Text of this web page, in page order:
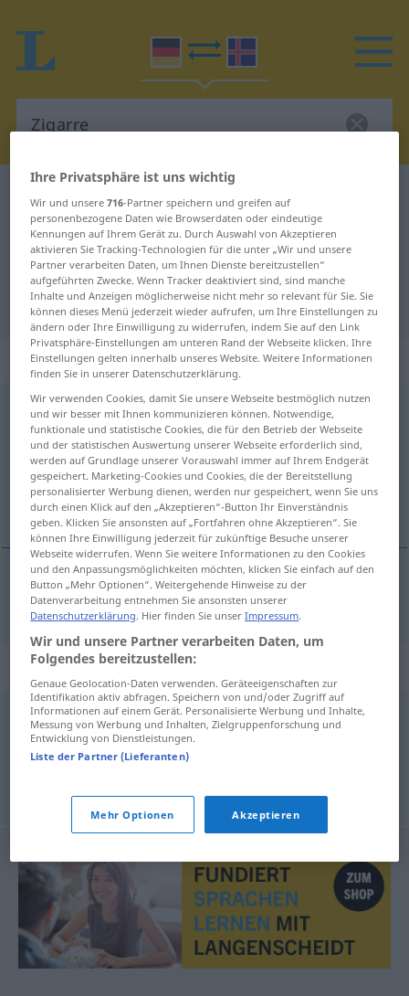
Deutsch-Isländisch Übersetzung
für "Zigarre"
"Zigarre" Isländisch Übersetzung
„Zigarre“: Femininum
Zigarref
Übersicht aller Übersetzungen
(Für mehr Details die Übersetzung anklicken/antippen)
vindill
vindillm Zigarre
Synonyme für "Zigarre"
Lehre,Tadel,Donnerwetter (ugs.),Zurechtweisung
Verweis,Abreibung (ugs.),
© OpenThesaurus.de
Ihre Privatsphäre ist uns wichtig
Wir und unsere716-Partner speichern und greifen auf
personenbezogene Daten wie Browserdaten oder eindeutige
Kennungen auf Ihrem Gerät zu. Durch Auswahl von Akzeptieren
aktivieren Sie Tracking-Technologien für die unter „Wir und unsere
Partner verarbeiten Daten, um Ihnen Dienste bereitzustellen“
aufgeführten Zwecke. Wenn Tracker deaktiviert sind, sind manche
Inhalte und Anzeigen möglicherweise nicht mehr so relevant für Sie. Sie
können dieses Menü jederzeit wieder aufrufen, um Ihre Einstellungen zu
ändern oder Ihre Einwilligung zu widerrufen, indem Sie auf den Link
Privatsphäre-Einstellungen am unteren Rand der Webseite klicken. Ihre
Einstellungen gelten innerhalb unseres Website. Weitere Informationen
finden Sie in unserer Datenschutzerklärung.
Wir verwenden Cookies, damit Sie unsere Webseite bestmöglich nutzen
und wir besser mit Ihnen kommunizieren können. Notwendige,
funktionale und statistische Cookies, die für den Betrieb der Webseite
und der statistischen Auswertung unserer Webseite erforderlich sind,
werden auf Grundlage unserer Vorauswahl immer auf Ihrem Endgerät
gespeichert. Marketing-Cookies und Cookies, die der Bereitstellung
personalisierter Werbung dienen, werden nur gespeichert, wenn Sie uns
durch einen Klick auf den „Akzeptieren“-Button Ihr Einverständnis
geben. Klicken Sie ansonsten auf „Fortfahren ohne Akzeptieren“. Sie
können Ihre Einwilligung jederzeit für zukünftige Besuche unserer
Webseite widerrufen. Wenn Sie weitere Informationen zu den Cookies
und den Anpassungsmöglichkeiten möchten, klicken Sie einfach auf den
Button „Mehr Optionen“. Weitergehende Hinweise zu der
Datenverarbeitung entnehmen Sie ansonsten unserer
Datenschutzerklärung. Hier finden Sie unserImpressum.
Wir und unsere Partner verarbeiten Daten, um
Folgendes bereitzustellen:
Genaue Geolocation-Daten verwenden. Geräteeigenschaften zur
Identifikation aktiv abfragen. Speichern von und/oder Zugriff auf
Informationen auf einem Gerät. Personalisierte Werbung und Inhalte,
Messung von Werbung und Inhalten, Zielgruppenforschung und
Entwicklung von Dienstleistungen.
Liste der Partner (Lieferanten)
Mehr Optionen Akzeptieren